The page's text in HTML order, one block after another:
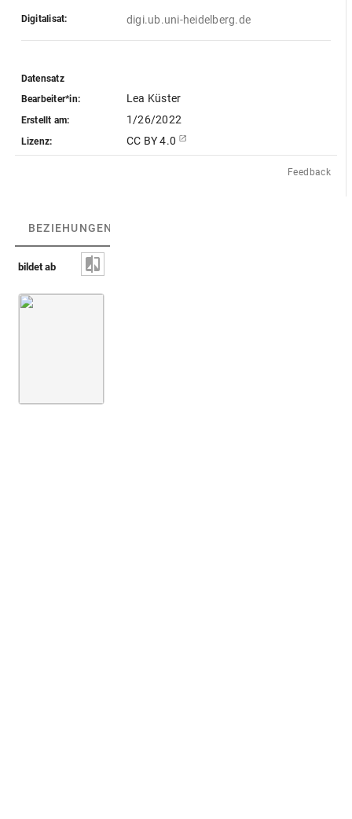
Digitalisat: digi.ub.uni-heidelberg.de
Datensatz
Bearbeiter*in:
Lea Küster
Erstellt am: 1/26/2022
Lizenz: CC BY 4.0
Feedback
BEZIEHUNGEN
bildet ab